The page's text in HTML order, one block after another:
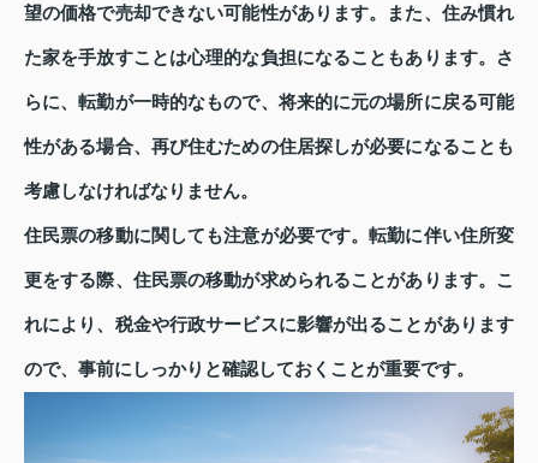
望の価格で売却できない可能性があります。また、住み慣れ
た家を手放すことは心理的な負担になることもあります。さ
らに、転勤が一時的なもので、将来的に元の場所に戻る可能
性がある場合、再び住むための住居探しが必要になることも
考慮しなければなりません。
住民票の移動に関しても注意が必要です。転勤に伴い住所変
更をする際、住民票の移動が求められることがあります。こ
れにより、税金や行政サービスに影響が出ることがあります
ので、事前にしっかりと確認しておくことが重要です。